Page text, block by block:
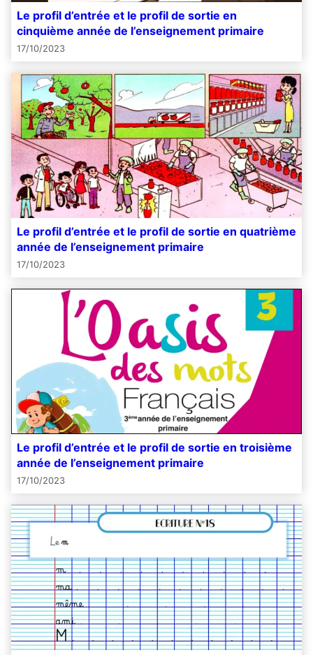
Le profil d’entrée et le profil de sortie en
cinquième année de l’enseignement primaire
17/10/2023
Le profil d’entrée et le profil de sortie en quatrième
année de l’enseignement primaire
17/10/2023
Le profil d’entrée et le profil de sortie en troisième
année de l’enseignement primaire
17/10/2023